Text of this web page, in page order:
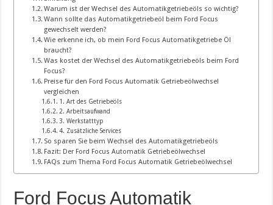
Warum ist der Wechsel des Automatikgetriebeöls so wichtig?
Wann sollte das Automatikgetriebeöl beim Ford Focus
gewechselt werden?
Wie erkenne ich, ob mein Ford Focus Automatikgetriebe Öl
braucht?
Was kostet der Wechsel des Automatikgetriebeöls beim Ford
Focus?
Preise für den Ford Focus Automatik Getriebeölwechsel
vergleichen
1. Art des Getriebeöls
2. Arbeitsaufwand
3. Werkstatttyp
4. Zusätzliche Services
So sparen Sie beim Wechsel des Automatikgetriebeöls
Fazit: Der Ford Focus Automatik Getriebeölwechsel
FAQs zum Thema Ford Focus Automatik Getriebeölwechsel
Ford Focus Automatik